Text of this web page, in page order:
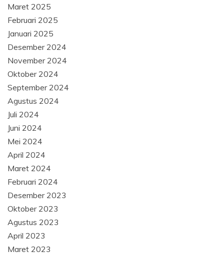
Maret 2025
Februari 2025
Januari 2025
Desember 2024
November 2024
Oktober 2024
September 2024
Agustus 2024
Juli 2024
Juni 2024
Mei 2024
April 2024
Maret 2024
Februari 2024
Desember 2023
Oktober 2023
Agustus 2023
April 2023
Maret 2023